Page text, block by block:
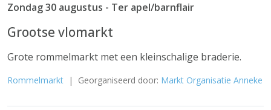
Zondag 30 augustus - Ter apel/barnflair
Grootse vlomarkt
Grote rommelmarkt met een kleinschalige braderie.
Rommelmarkt | Georganiseerd door: Markt Organisatie Anneke